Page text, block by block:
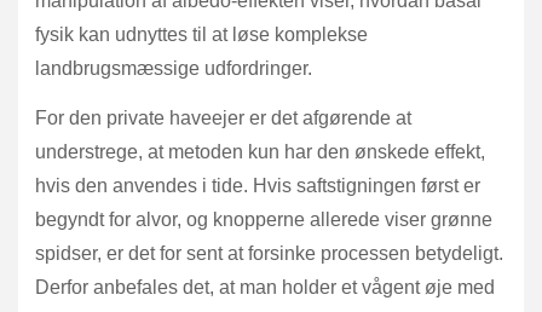
fysik kan udnyttes til at løse komplekse
landbrugsmæssige udfordringer.
For den private haveejer er det afgørende at
understrege, at metoden kun har den ønskede effekt,
hvis den anvendes i tide. Hvis saftstigningen først er
begyndt for alvor, og knopperne allerede viser grønne
spidser, er det for sent at forsinke processen betydeligt.
Derfor anbefales det, at man holder et vågent øje med